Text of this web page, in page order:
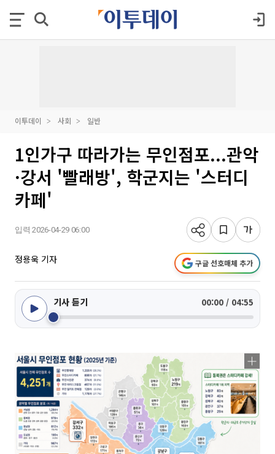
이투데이 사회 일반
1인가구 따라가는 무인점포...관악
·강서 '빨래방', 학군지는 '스터디
카페'
입력 2026-04-29 06:00
정용욱 기자 구글 선호매체 추가
기사 듣기 00:00 / 04:55